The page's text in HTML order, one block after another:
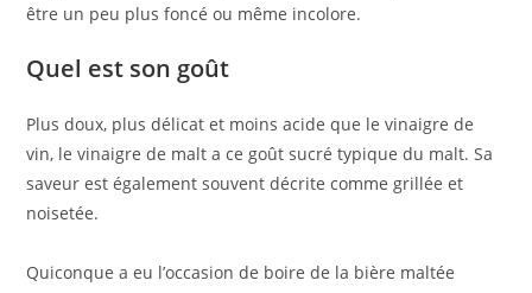
être un peu plus foncé ou même incolore.
Quel est son goût
Plus doux, plus délicat et moins acide que le vinaigre de
vin, le vinaigre de malt a ce goût sucré typique du malt. Sa
saveur est également souvent décrite comme grillée et
noisetée.
Quiconque a eu l’occasion de boire de la bière maltée